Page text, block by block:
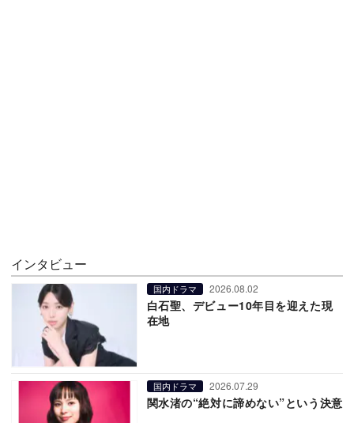
インタビュー
国内ドラマ 2026.08.02
白石聖、デビュー10年目を迎えた現
在地
国内ドラマ 2026.07.29
関水渚の“絶対に諦めない”という決意